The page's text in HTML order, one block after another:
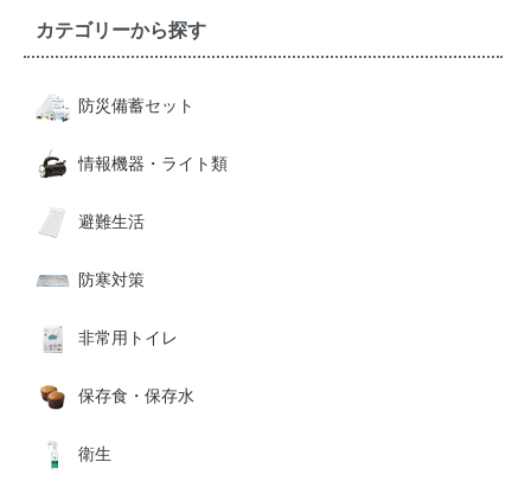
カテゴリーから探す
防災備蓄セット
情報機器・ライト類
避難生活
防寒対策
非常用トイレ
保存食・保存水
衛生